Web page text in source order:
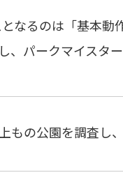
なるのは「基本動
、パークマイスタ
もの公園を調査し